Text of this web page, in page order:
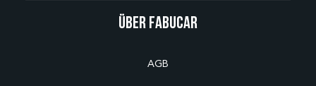
Über Fabucar
AGB